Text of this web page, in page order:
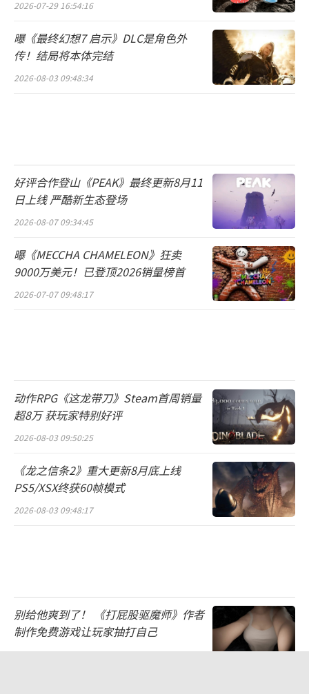
2026-07-29 16:54:16
曝《最终幻想7 启示》DLC是角色外
传！结局将本体完结
2026-08-03 09:48:34
好评合作登山《PEAK》最终更新8月11
日上线 严酷新生态登场
2026-08-07 09:34:45
曝《MECCHA CHAMELEON》狂卖
9000万美元！已登顶2026销量榜首
2026-07-07 09:48:17
动作RPG《这龙带刀》Steam首周销量
超8万 获玩家特别好评
2026-08-03 09:50:25
《龙之信条2》重大更新8月底上线
PS5/XSX终获60帧模式
2026-08-03 09:48:17
别给他爽到了！ 《打屁股驱魔师》作者
制作免费游戏让玩家抽打自己
2026-08-03 09:47:59